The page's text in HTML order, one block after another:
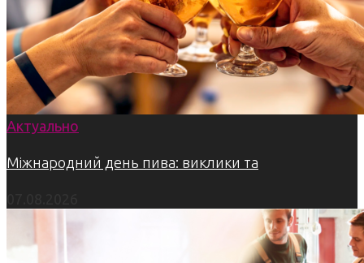
Актуально
Міжнародний день пива: виклики та